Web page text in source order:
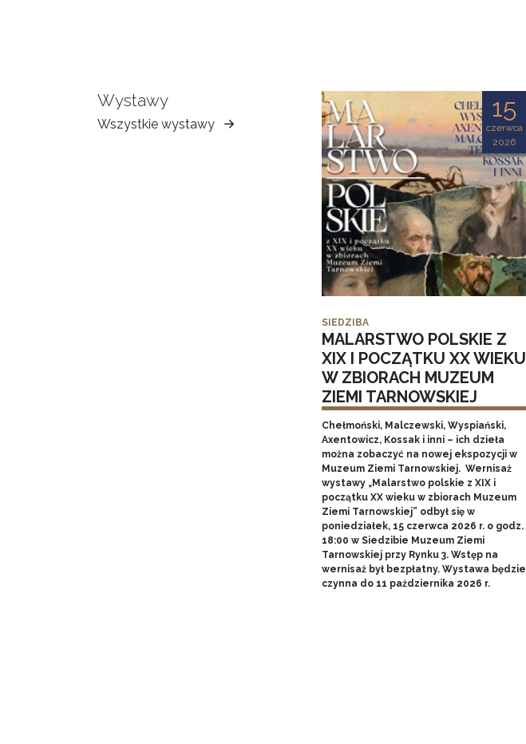
Wystawy
Wszystkie wystawy
Muzeum
15
czerwca
2026
SIEDZIBA
MALARSTWO POLSKIE Z
XIX I POCZĄTKU XX WIEKU
W ZBIORACH MUZEUM
ZIEMI TARNOWSKIEJ
Chełmoński, Malczewski, Wyspiański,
Axentowicz, Kossak i inni – ich dzieła
można zobaczyć na nowej ekspozycji w
Muzeum Ziemi Tarnowskiej. Wernisaż
wystawy „Malarstwo polskie z XIX i
początku XX wieku w zbiorach Muzeum
Ziemi Tarnowskiej” odbył się w
poniedziałek, 15 czerwca 2026 r. o godz.
18:00 w Siedzibie Muzeum Ziemi
Tarnowskiej przy Rynku 3. Wstęp na
wernisaż był bezpłatny. Wystawa będzie
czynna do 11 października 2026 r.